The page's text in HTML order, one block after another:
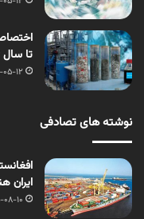
تا سال ۲۰۳۶ به بیش از ۶۱۵ میلیون دلار می‌رسد
05-12
نوشته های تصادفی
ایران
08-10